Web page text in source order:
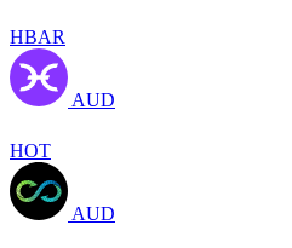
HBAR
AUD
HOT
AUD